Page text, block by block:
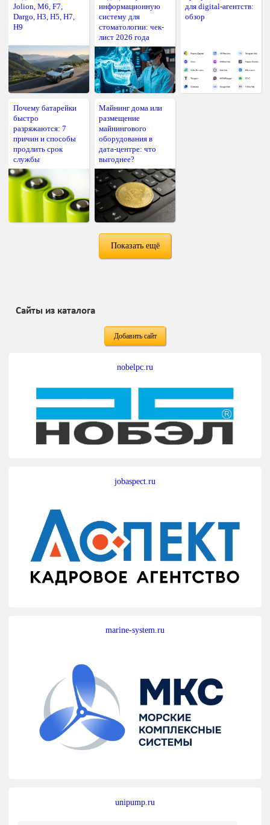
Jolion, M6, F7,
Dargo, H3, H5, H7,
H9
информационную
систему для
стоматологии: чек-
лист 2026 года
для digital-агентств:
обзор
Почему батарейки
быстро
разряжаются: 7
причин и способы
продлить срок
службы
Майнинг дома или
размещение
майнингового
оборудования в
дата-центре: что
выгоднее?
Показать ещё
Сайты из каталога
Добавить сайт
nobelpc.ru
jobaspect.ru
marine-system.ru
unipump.ru